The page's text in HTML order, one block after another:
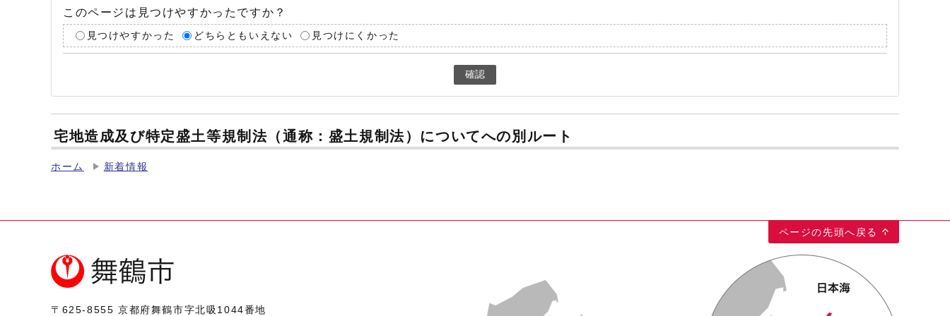
このページは見つけやすかったですか？
見つけやすかった どちらともいえない 見つけにくかった
確認
宅地造成及び特定盛土等規制法（通称：盛土規制法）についてへの別ルート
ホーム 新着情報
ページの先頭へ戻る
〒625-8555 京都府舞鶴市字北吸1044番地